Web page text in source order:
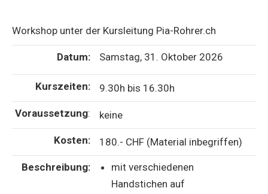
Workshop unter der Kursleitung Pia-Rohrer.ch
Datum: Samstag, 31. Oktober 2026
Kurszeiten: 9.30h bis 16.30h
Voraussetzung: keine
Kosten: 180.- CHF (Material inbegriffen)
Beschreibung:
mit verschiedenen
Handstichen auf